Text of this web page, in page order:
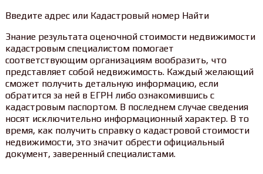
Введите адрес или Кадастровый номер Найти
Знание результата оценочной стоимости недвижимости
кадастровым специалистом помогает
соответствующим организациям вообразить, что
представляет собой недвижимость. Каждый желающий
сможет получить детальную информацию, если
обратится за ней в ЕГРН либо ознакомившись с
кадастровым паспортом. В последнем случае сведения
носят исключительно информационный характер. В то
время, как получить справку о кадастровой стоимости
недвижимости, это значит обрести официальный
документ, заверенный специалистами.